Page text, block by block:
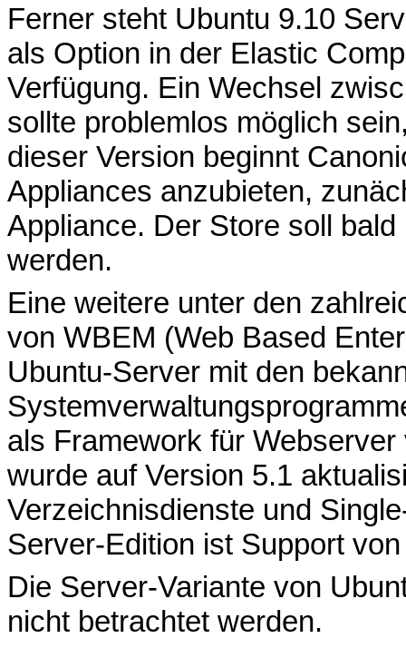
Ferner steht Ubuntu 9.10
als Option in der Elastic
Verfügung. Ein Wechsel
sollte problemlos möglich
dieser Version beginnt
Appliances anzubieten,
Appliance. Der Store soll
werden.
Eine weitere unter den
von WBEM (Web Based
Ubuntu-Server mit den
als Framework für
wurde auf Version 5.1
Verzeichnisdienste und
Server-Edition ist Support
Die Server-Variante von
nicht betrachtet werden.